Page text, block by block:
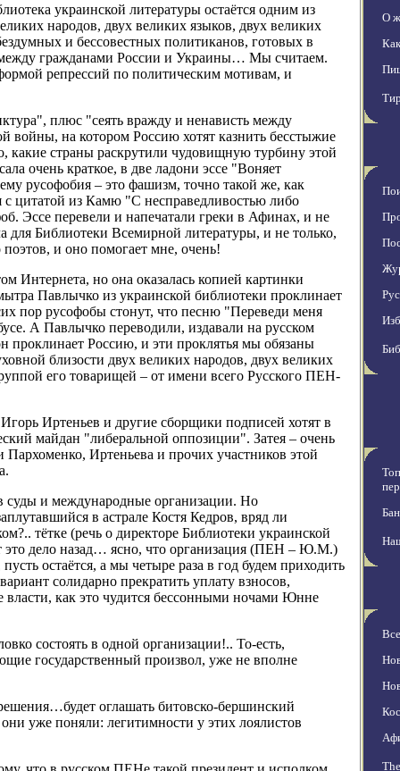
украинской литературы остаётся одним из
народов, двух великих языков, двух великих
и бессовестных политиканов, готовых в
между гражданами России и Украины… Мы считаем.
репрессий по политическим мотивам, и
плюс "сеять вражду и ненависть между
войны, на котором Россию хотят казнить бесстыжие
какие страны раскрутили чудовищную турбину этой
очень краткое, в две ладони эссе "Воняет
русофобия – это фашизм, точно такой же, как
с цитатой из Камю "С несправедливостью либо
Эссе перевели и напечатали греки в Афинах, и не
Библиотеки Всемирной литературы, и не только,
и оно помогает мне, очень!
Интернета, но она оказалась копией картинки
Павлычко из украинской библиотеки проклинает
пор русофобы стонут, что песню "Переведи меня
А Павлычко переводили, издавали на русском
проклинает Россию, и эти проклятья мы обязаны
близости двух великих народов, двух великих
его товарищей – от имени всего Русского ПЕН-
Иртеньев и другие сборщики подписей хотят в
майдан "либеральной оппозиции". Затея – очень
Иртеньева и прочих участников этой
суды и международные организации. Но
в астрале Костя Кедров, вряд ли
тётке (речь о директоре Библиотеки украинской
дело назад… ясно, что организация (ПЕН – Ю.М.)
остаётся, а мы четыре раза в год будем приходить
солидарно прекратить уплату взносов,
власти, как это чудится бессонными ночами Юнне
состоять в одной организации!.. То-есть,
государственный произвол, уже не вполне
оглашать битовско-бершинский
уже поняли: легитимности у этих лоялистов
О
Все